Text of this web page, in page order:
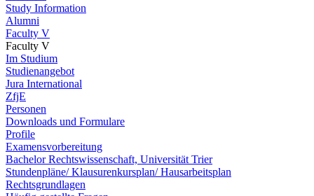
Study Information
Alumni
Faculty V
Faculty V
Im Studium
Studienangebot
Jura International
ZfjE
Personen
Downloads und Formulare
Profile
Examensvorbereitung
Bachelor Rechtswissenschaft, Universität Trier
Stundenpläne/ Klausurenkursplan/ Hausarbeitsplan
Rechtsgrundlagen